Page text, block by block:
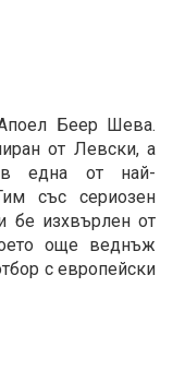
Беер Шева.
от Левски, а
в една от най-
със сериозен
бе изхвърлен от
още веднъж
с европейски